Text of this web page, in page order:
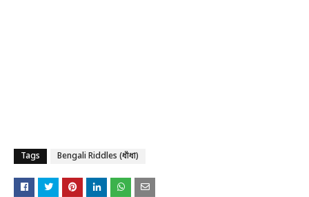
Tags Bengali Riddles (ধাঁধা)